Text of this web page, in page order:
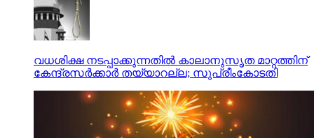
വധശിക്ഷ നടപ്പാക്കുന്നതില്‍ കാലാനുസൃത മാറ്റത്തിന്
കേന്ദ്രസര്‍ക്കാര്‍ തയ്യാറല്ല; സുപ്രീംകോടതി